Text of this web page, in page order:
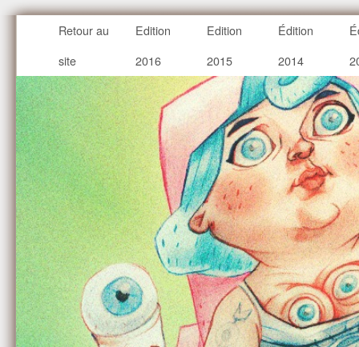
Retour au
site
Edition
2016
Edition
2015
Édition
2014